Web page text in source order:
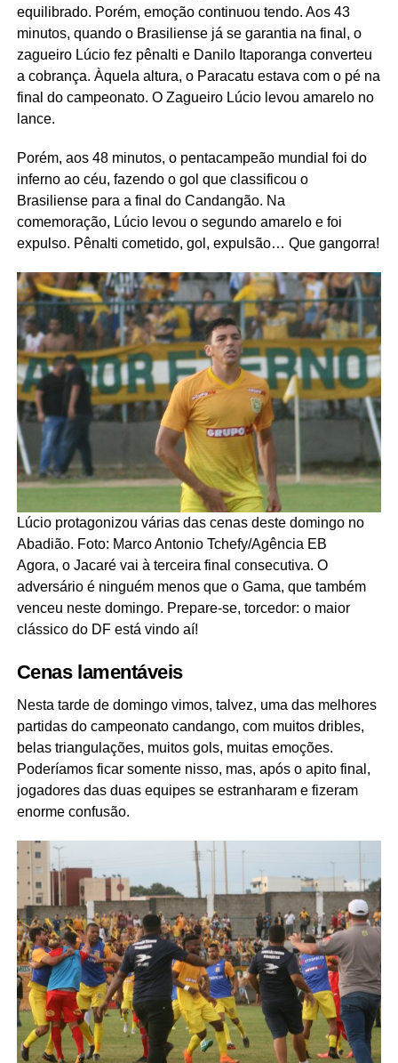
equilibrado. Porém, emoção continuou tendo. Aos 43
minutos, quando o Brasiliense já se garantia na final, o
zagueiro Lúcio fez pênalti e Danilo Itaporanga converteu
a cobrança. Àquela altura, o Paracatu estava com o pé na
final do campeonato. O Zagueiro Lúcio levou amarelo no
lance.
Porém, aos 48 minutos, o pentacampeão mundial foi do
inferno ao céu, fazendo o gol que classificou o
Brasiliense para a final do Candangão. Na
comemoração, Lúcio levou o segundo amarelo e foi
expulso. Pênalti cometido, gol, expulsão… Que gangorra!
Lúcio protagonizou várias das cenas deste domingo no
Abadião. Foto: Marco Antonio Tchefy/Agência EB
Agora, o Jacaré vai à terceira final consecutiva. O
adversário é ninguém menos que o Gama, que também
venceu neste domingo. Prepare-se, torcedor: o maior
clássico do DF está vindo aí!
Cenas lamentáveis
Nesta tarde de domingo vimos, talvez, uma das melhores
partidas do campeonato candango, com muitos dribles,
belas triangulações, muitos gols, muitas emoções.
Poderíamos ficar somente nisso, mas, após o apito final,
jogadores das duas equipes se estranharam e fizeram
enorme confusão.